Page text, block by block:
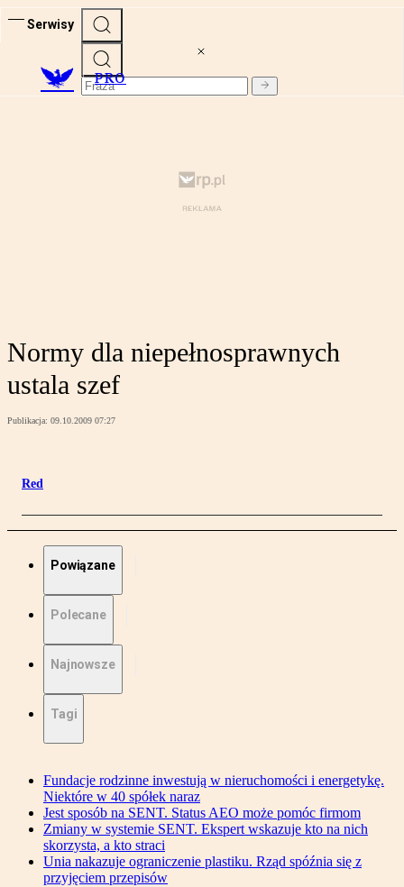
Serwisy
PRO
Normy dla niepełnosprawnych
ustala szef
Publikacja: 09.10.2009 07:27
Red
Powiązane
Polecane
Najnowsze
Tagi
Fundacje rodzinne inwestują w nieruchomości i energetykę.
Niektóre w 40 spółek naraz
Jest sposób na SENT. Status AEO może pomóc firmom
Zmiany w systemie SENT. Ekspert wskazuje kto na nich
skorzysta, a kto straci
Unia nakazuje ograniczenie plastiku. Rząd spóźnia się z
przyjęciem przepisów